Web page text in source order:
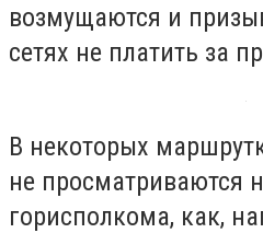
возмущаются и
сетях не платить за
В некоторых
не просматриваются
горисполкома, как,